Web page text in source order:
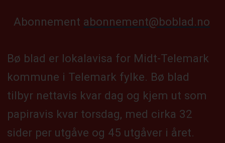
Abonnement abonnement@boblad.no
Bø blad er lokalavisa for Midt-Telemark
kommune i Telemark fylke. Bø blad
tilbyr nettavis kvar dag og kjem ut som
papiravis kvar torsdag, med cirka 32
sider per utgåve og 45 utgåver i året.